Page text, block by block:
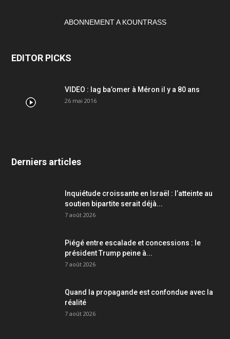
ABONNEMENT A KOUNTRASS
EDITOR PICKS
VIDEO : lag ba’omer à Méron il y a 80 ans
26 mai 2016
Derniers articles
Inquiétude croissante en Israël : l’atteinte au
soutien bipartite serait déjà...
7 août 2026
Piégé entre escalade et concessions : le
président Trump peine à...
7 août 2026
Quand la propagande est confondue avec la
réalité
7 août 2026